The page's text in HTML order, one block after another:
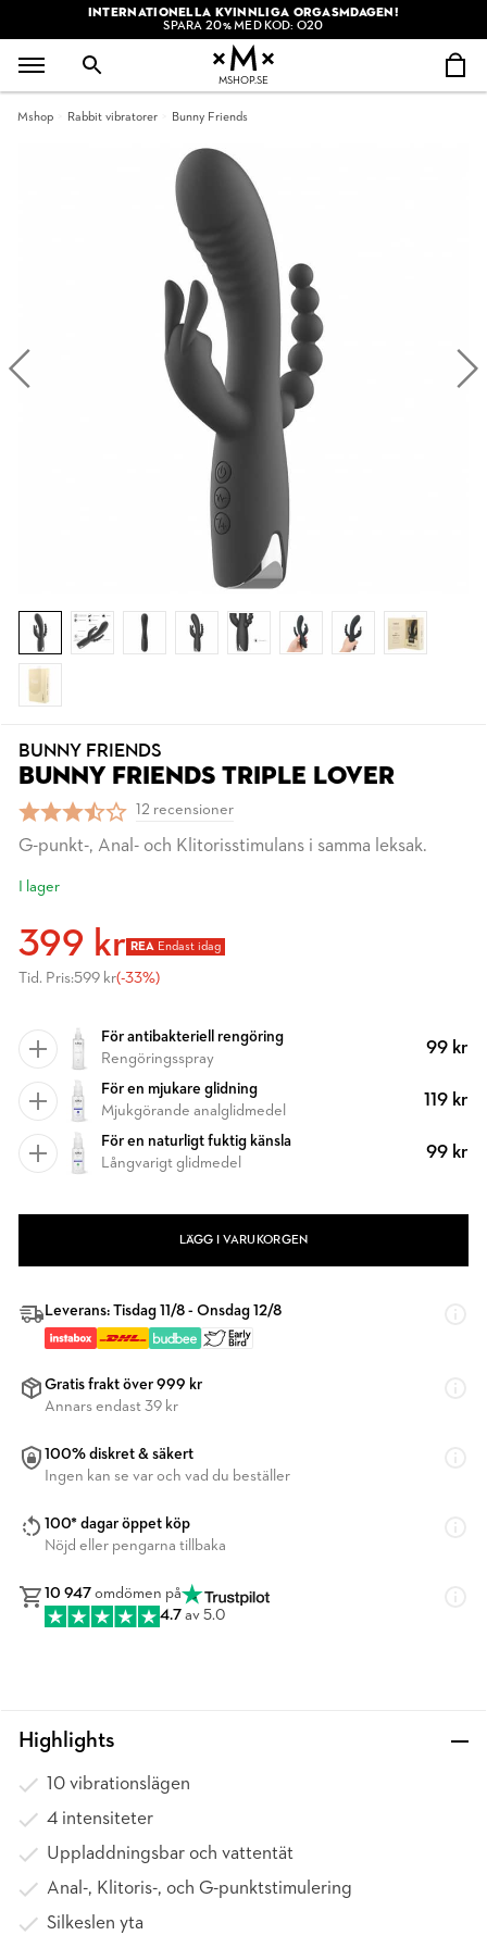
INTERNATIONELLA KVINNLIGA ORGASMDAGEN!
SPARA 20% MED KOD: O20
MSHOP.SE
Mshop Rabbit vibratorer Bunny Friends
BUNNY FRIENDS
BUNNY FRIENDS TRIPLE LOVER
12 recensioner
G-punkt-, Anal- och Klitorisstimulans i samma leksak.
I lager
399 kr REA Endast idag
Tid. Pris:599 kr(-33%)
För antibakteriell rengöring
Rengöringsspray
99 kr
För en mjukare glidning
Mjukgörande analglidmedel
119 kr
För en naturligt fuktig känsla
Långvarigt glidmedel
99 kr
LÄGG I VARUKORGEN
Leverans: Tisdag 11/8 - Onsdag 12/8
Gratis frakt över 999 kr
Annars endast 39 kr
100% diskret & säkert
Ingen kan se var och vad du beställer
100* dagar öppet köp
Nöjd eller pengarna tillbaka
10 947 omdömen på
4.7 av 5.0
Highlights
10 vibrationslägen
4 intensiteter
Uppladdningsbar och vattentät
Anal-, Klitoris-, och G-punktstimulering
Silkeslen yta